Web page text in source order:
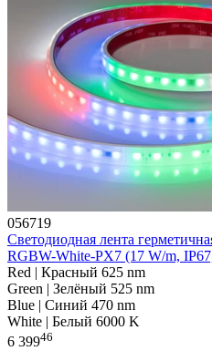
056719
Светодиодная лента
RGBW-White-PX7 (17 W/m,
Red | Красный 625 nm
Green | Зелёный 525 nm
Blue | Синий 470 nm
White | Белый 6000 K
6 39946